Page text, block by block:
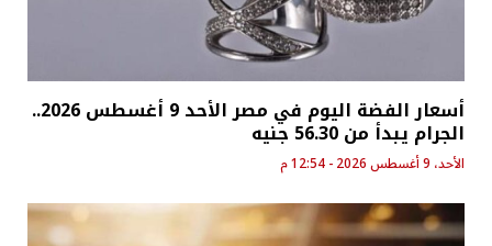
أسعار الفضة اليوم في مصر الأحد 9 أغسطس 2026..
الجرام يبدأ من 56.30 جنيه
الأحد، 9 أغسطس 2026 - 12:54 م